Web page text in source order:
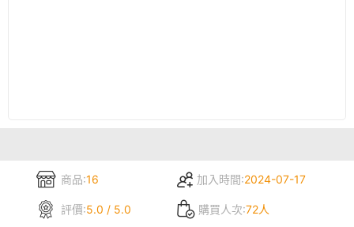
商品:16 加入時間:2024-07-17
評價:5.0 / 5.0 購買人次:72人